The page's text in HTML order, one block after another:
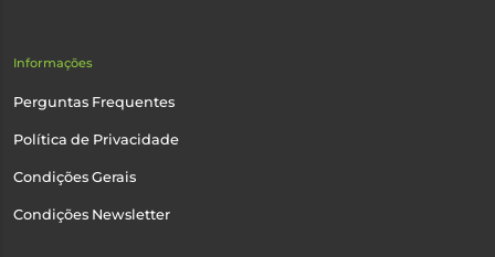
Informações
Perguntas Frequentes
Política de Privacidade
Condições Gerais
Condições Newsletter